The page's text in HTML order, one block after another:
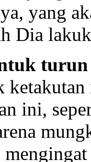
yang
Dia
ini,